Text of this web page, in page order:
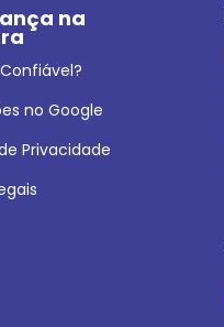
na
no Google
Privacidade